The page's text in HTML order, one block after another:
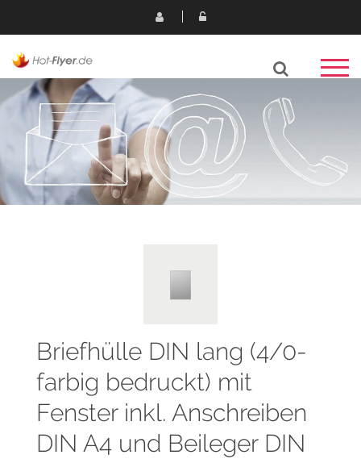
Briefhülle DIN lang (4/0-
farbig bedruckt) mit
Fenster inkl. Anschreiben
DIN A4 und Beileger DIN